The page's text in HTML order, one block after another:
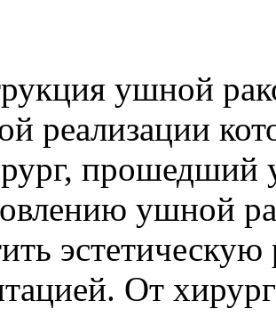
ушной
реализации
прошедший
ушной
От